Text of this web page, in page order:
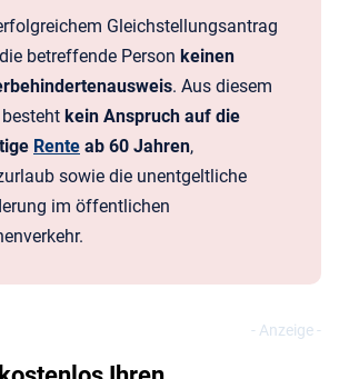
Gleichstellungsantrag
betreffende Person keinen
. Aus diesem
kein Anspruch auf die
Rente ab 60 Jahren,
sowie die unentgeltliche
im öffentlichen